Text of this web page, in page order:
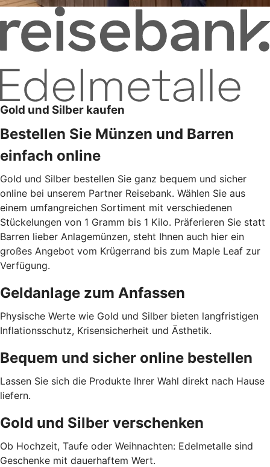
Gold und Silber kaufen
Bestellen Sie Münzen und Barren
einfach online
Gold und Silber bestellen Sie ganz bequem und sicher
online bei unserem Partner Reisebank. Wählen Sie aus
einem umfangreichen Sortiment mit verschiedenen
Stückelungen von 1 Gramm bis 1 Kilo. Präferieren Sie statt
Barren lieber Anlagemünzen, steht Ihnen auch hier ein
großes Angebot vom Krügerrand bis zum Maple Leaf zur
Verfügung.
Geldanlage zum Anfassen
Physische Werte wie Gold und Silber bieten langfristigen
Inflationsschutz, Krisensicherheit und Ästhetik.
Bequem und sicher online bestellen
Lassen Sie sich die Produkte Ihrer Wahl direkt nach Hause
liefern.
Gold und Silber verschenken
Ob Hochzeit, Taufe oder Weihnachten: Edelmetalle sind
Geschenke mit dauerhaftem Wert.